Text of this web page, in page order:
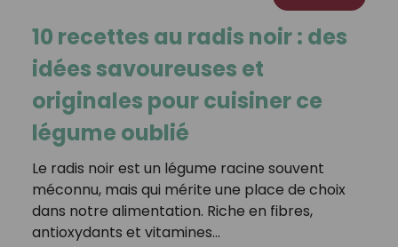
10 recettes au radis noir : des
idées savoureuses et
originales pour cuisiner ce
légume oublié
Le radis noir est un légume racine souvent
méconnu, mais qui mérite une place de choix
dans notre alimentation. Riche en fibres,
antioxydants et vitamines…